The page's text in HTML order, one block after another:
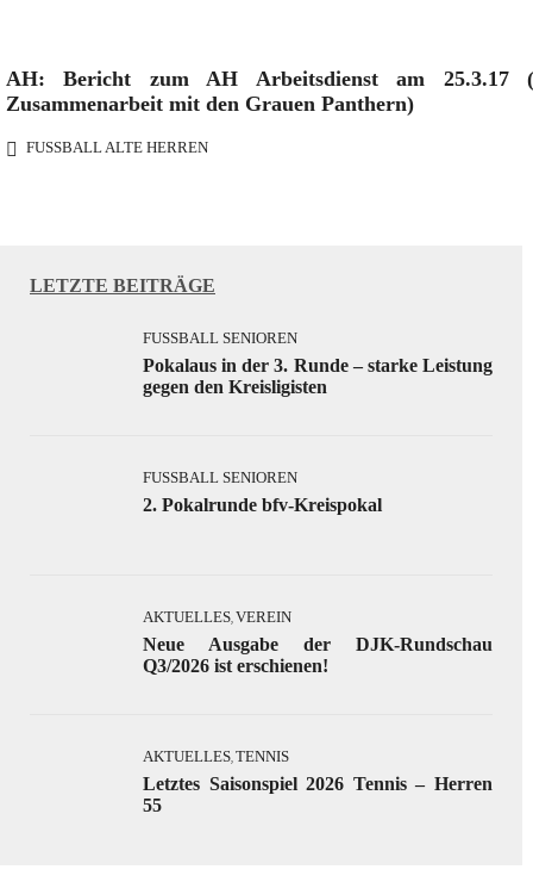
AH: Bericht zum AH Arbeitsdienst am 25.3.17
Zusammenarbeit mit den Grauen Panthern)
FUSSBALL ALTE HERREN
LETZTE BEITRÄGE
FUSSBALL SENIOREN
Pokalaus in der 3. Runde – starke Leistung
gegen den Kreisligisten
FUSSBALL SENIOREN
2. Pokalrunde bfv-Kreispokal
AKTUELLES, VEREIN
Neue Ausgabe der DJK-Rundschau
Q3/2026 ist erschienen!
AKTUELLES, TENNIS
Letztes Saisonspiel 2026 Tennis – Herren
55